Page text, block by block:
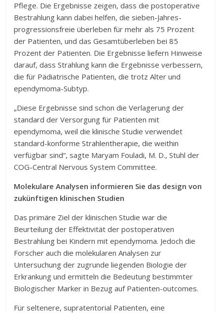
Pflege. Die Ergebnisse zeigen, dass die postoperative
Bestrahlung kann dabei helfen, die sieben-Jahres-
progressionsfreie überleben für mehr als 75 Prozent
der Patienten, und das Gesamtüberleben bei 85
Prozent der Patienten. Die Ergebnisse liefern Hinweise
darauf, dass Strahlung kann die Ergebnisse verbessern,
die für Pädiatrische Patienten, die trotz Alter und
ependymoma-Subtyp.
„Diese Ergebnisse sind schon die Verlagerung der
standard der Versorgung für Patienten mit
ependymoma, weil die klinische Studie verwendet
standard-konforme Strahlentherapie, die weithin
verfügbar sind“, sagte Maryam Fouladi, M. D., Stuhl der
COG-Central Nervous System Committee.
Molekulare Analysen informieren Sie das design von
zukünftigen klinischen Studien
Das primäre Ziel der klinischen Studie war die
Beurteilung der Effektivität der postoperativen
Bestrahlung bei Kindern mit ependymoma. Jedoch die
Forscher auch die molekularen Analysen zur
Untersuchung der zugrunde liegenden Biologie der
Erkrankung und ermitteln die Bedeutung bestimmter
Biologischer Marker in Bezug auf Patienten-outcomes.
Für seltenere, supratentorial Patienten, eine